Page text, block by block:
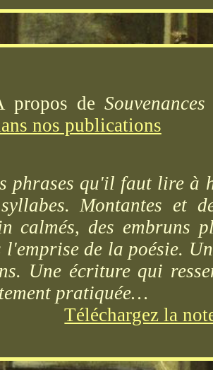
propos de
nos publications
phrases qu'il faut lire à
Montantes et
calmés, des embruns
l'emprise de la poésie.
Une écriture qui
pratiquée…
Téléchargez la